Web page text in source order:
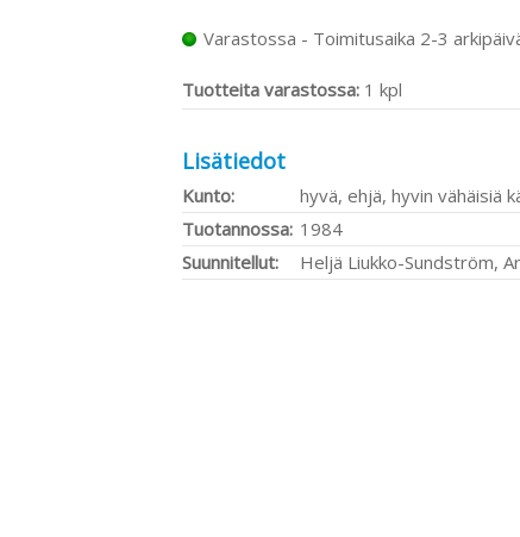
Varastossa - Toimitusaika 2-3
Tuotteita varastossa: 1 kpl
Lisätiedot
Kunto:
hyvä, ehjä, hyvin vähäisiä
Tuotannossa: 1984
Suunnitellut:
Heljä Liukko-Sundström,